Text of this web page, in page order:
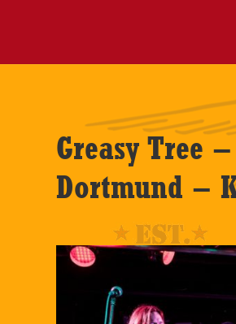
Greasy Tree
Dortmund –